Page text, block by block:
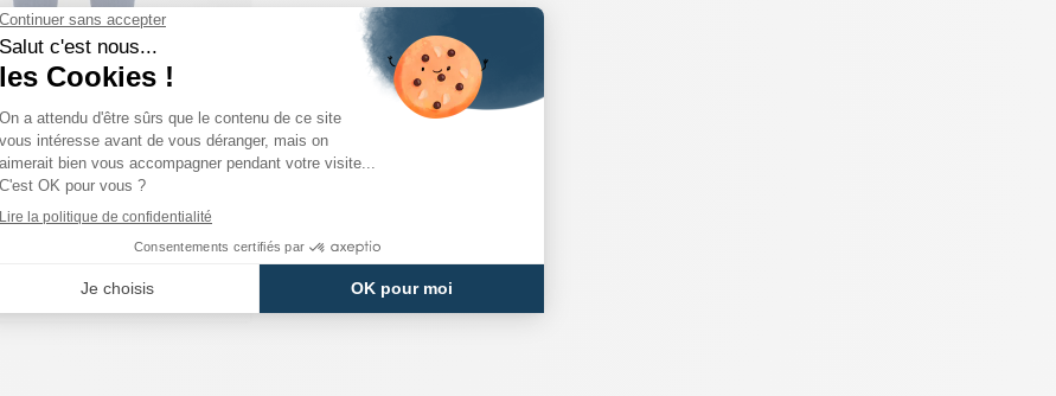
Jeans 721 Skinny
LEVI'S